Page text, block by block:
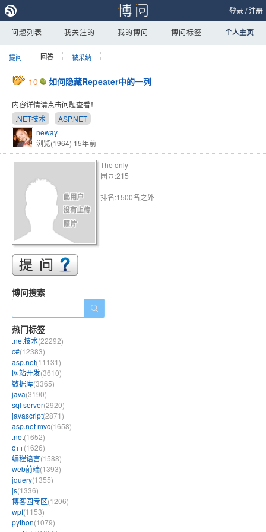
登录/注册
问题列表 我关注的 我的博问 博问标签 个人主页
提问 回答 被采纳
10 如何隐藏Repeater中的一列
内容详情请点击问题查看！
.NET技术
ASP.NET
neway
浏览(1964) 15年前
The only
园豆:215
排名:1500名之外
博问搜索
热门标签
.net技术(22292)
c#(12383)
asp.net(11131)
网站开发(3610)
数据库(3365)
java(3190)
sql server(2920)
javascript(2871)
asp.net mvc(1658)
.net(1652)
c++(1626)
编程语言(1588)
web前端(1393)
jquery(1355)
js(1336)
博客园专区(1206)
wpf(1153)
python(1079)